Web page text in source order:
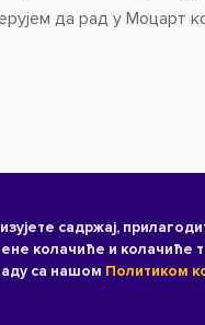
садржај,
колачиће и
са нашом Политиком
да рад у Моцарт